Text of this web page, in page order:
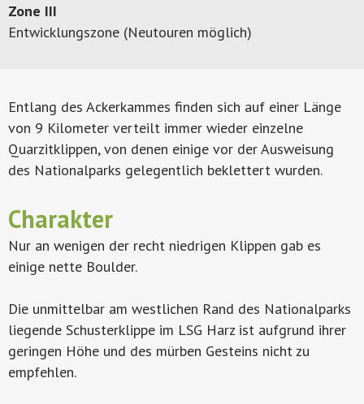
Zone III
Entwicklungszone (Neutouren möglich)
Entlang des Ackerkammes finden sich auf einer Länge
von 9 Kilometer verteilt immer wieder einzelne
Quarzitklippen, von denen einige vor der Ausweisung
des Nationalparks gelegentlich beklettert wurden.
Charakter
Nur an wenigen der recht niedrigen Klippen gab es
einige nette Boulder.
Die unmittelbar am westlichen Rand des Nationalparks
liegende Schusterklippe im LSG Harz ist aufgrund ihrer
geringen Höhe und des mürben Gesteins nicht zu
empfehlen.